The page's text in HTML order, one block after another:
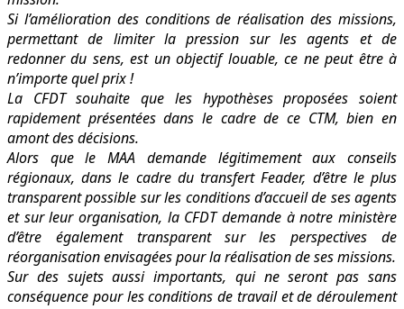
Si l’amélioration des conditions de réalisation des missions,
permettant de limiter la pression sur les agents et de
redonner du sens, est un objectif louable, ce ne peut être à
n’importe quel prix !
La CFDT souhaite que les hypothèses proposées soient
rapidement présentées dans le cadre de ce CTM, bien en
amont des décisions.
Alors que le MAA demande légitimement aux conseils
régionaux, dans le cadre du transfert Feader, d’être le plus
transparent possible sur les conditions d’accueil de ses agents
et sur leur organisation, la CFDT demande à notre ministère
d’être également transparent sur les perspectives de
réorganisation envisagées pour la réalisation de ses missions.
Sur des sujets aussi importants, qui ne seront pas sans
conséquence pour les conditions de travail et de déroulement